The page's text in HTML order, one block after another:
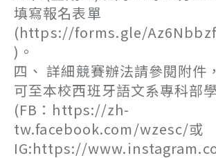
填寫報名表單
(https://forms.gle/
)。
四、 詳細競賽辦法請參閱附件
可至本校西班牙語文系專科部
(FB：https://zh-
tw.facebook.com/wzesc/或
IG:https://